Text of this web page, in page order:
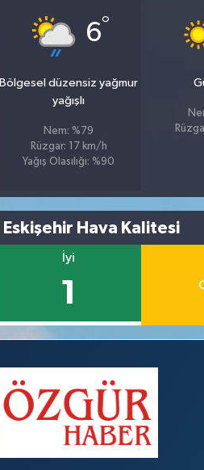
6°
Bölgesel düzensiz yağmur
yağışlı
Nem: %79
Rüzgar: 17 km/h
Yağış Olasılığı: %90
Eskişehir Hava Kalitesi
İyi
1